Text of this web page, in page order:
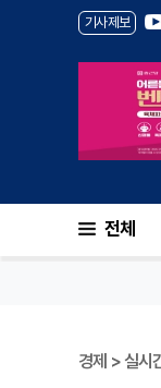
기사제보
전체
경제 > 실시